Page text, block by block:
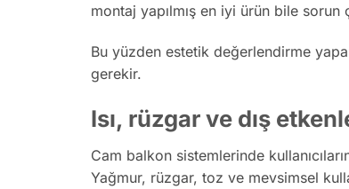
montaj yapılmış en iyi ürün bile sorun
Bu yüzden estetik değerlendirme
gerekir.
Isı, rüzgar ve dış
Cam balkon sistemlerinde
Yağmur, rüzgar, toz ve mevsimsel